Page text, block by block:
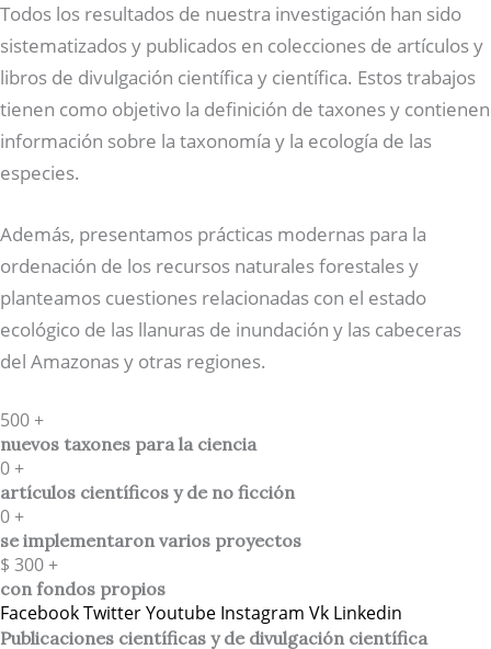
Todos los resultados de nuestra investigación han sido
sistematizados y publicados en colecciones de artículos y
libros de divulgación científica y científica. Estos trabajos
tienen como objetivo la definición de taxones y contienen
información sobre la taxonomía y la ecología de las
especies.
Además, presentamos prácticas modernas para la
ordenación de los recursos naturales forestales y
planteamos cuestiones relacionadas con el estado
ecológico de las llanuras de inundación y las cabeceras
del Amazonas y otras regiones.
500+
nuevos taxones para la ciencia
0+
artículos científicos y de no ficción
0+
se implementaron varios proyectos
$ 300+
con fondos propios
FacebookTwitterYoutube Instagram Vk Linkedin
Publicaciones científicas y de divulgación científica​